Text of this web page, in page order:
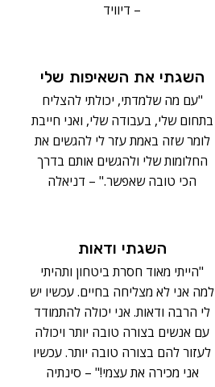
– דיוויד
השגתי את השאיפות שלי
"עם מה שלמדתי, יכולתי להצליח
בתחום שלי, בעבודה שלי, ואני חייבת
לומר שזה באמת עזר לי להגשים את
החלומות שלי ולהגשים אותם בדרך
הכי טובה שאפשר." – דניאלה
השגתי ודאות
"הייתי מאוד חסרת ביטחון ותהיתי
למה אני לא מצליחה בחיים. עכשיו יש
לי הרבה ודאות. אני יכולה להתמודד
עם אנשים בצורה טובה יותר ויכולה
לעזור להם בצורה טובה יותר. עכשיו
אני מכירה את עצמי!" – סינתיה